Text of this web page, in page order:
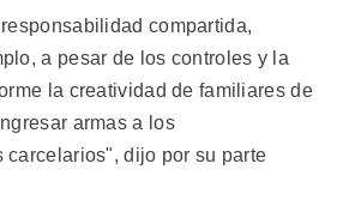
compartida,
a pesar de los controles y la
la creatividad de familiares de
armas a los
carcelarios", dijo por su parte